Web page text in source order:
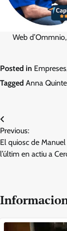
Web
Posted in Empreses
Tagged Anna
Navegació
d'entrades
Previous:
El quiosc de
l’últim en actiu a